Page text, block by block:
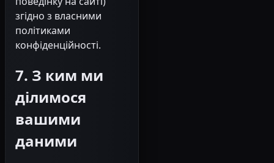
згідно з власними
політиками
конфіденційності.
7. З ким ми
ділимося
вашими
даними